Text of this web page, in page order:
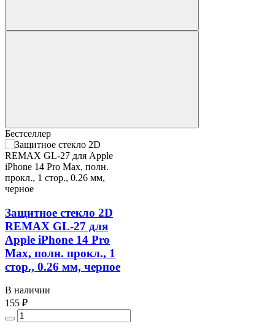
Бестселлер
Защитное стекло 2D
REMAX GL-27 для
Apple iPhone 14 Pro
Max, полн. прокл., 1
стор., 0.26 мм, черное
В наличии
155 ₽